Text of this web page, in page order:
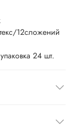
12сложений
24 шт.